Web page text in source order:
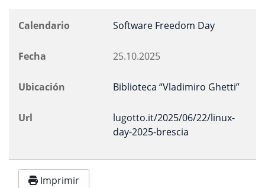
Calendario Software Freedom Day
Fecha 25.10.2025
Ubicación Biblioteca “Vladimiro Ghetti”
Url
lugotto.it/2025/06/22/linux-
day-2025-brescia
Imprimir